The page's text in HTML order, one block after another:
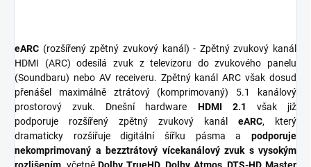
eARC (rozšířený zpětný zvukový kanál) - Zpětný zvukový kanál
HDMI (ARC) odesílá zvuk z televizoru do zvukového panelu
(Soundbaru) nebo AV receiveru. Zpětný kanál ARC však dosud
přenášel maximálně ztrátový (komprimovaný) 5.1 kanálový
prostorový zvuk. Dnešní hardware HDMI 2.1
však již
podporuje rozšířený zpětný zvukový kanál eARC, který
dramaticky rozšiřuje digitální šířku pásma a podporuje
nekomprimovaný a bezztrátový vícekanálový zvuk s vysokým